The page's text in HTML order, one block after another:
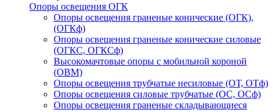
Опоры освещения ОГК
Опоры освещения граненые конические (ОГК),
(ОГКф)
Опоры освещения граненые конические силовые
(ОГКС, ОГКСф)
Высокомачтовые опоры с мобильной короной
(ОВМ)
Опоры освещения трубчатые несиловые (ОТ, ОТф)
Опоры освещения силовые трубчатые (ОС, ОСф)
Опоры освещения граненые складывающиеся